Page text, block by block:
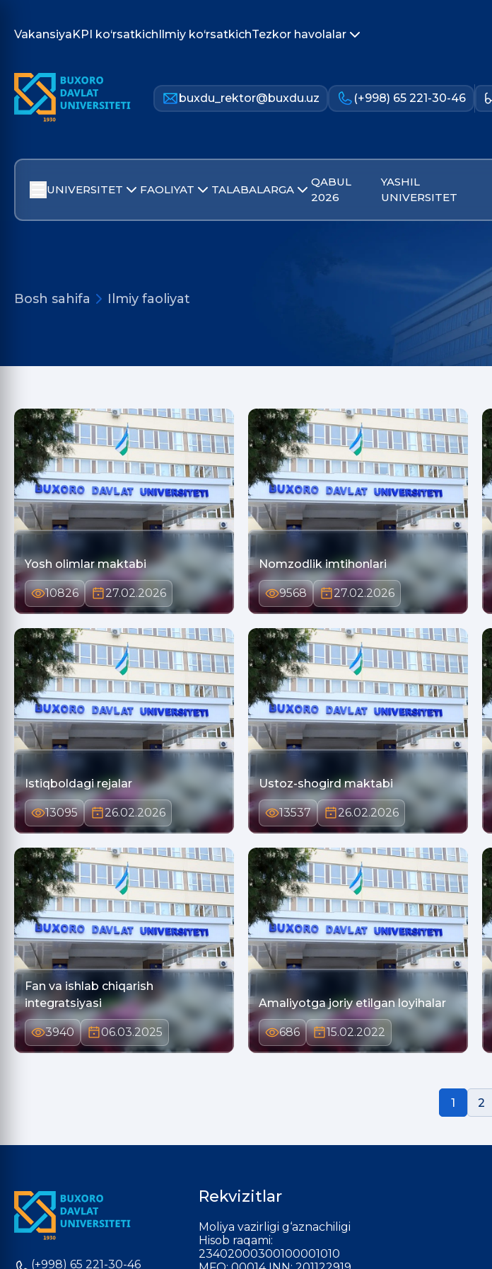
VakansiyaKPI ko‘rsatkichIlmiy ko‘rsatkichTezkor havolalar
buxdu_rektor@buxdu.uz (+998) 65 221-30-46
UNIVERSITET FAOLIYAT TALABALARGA
QABUL
2026
YASHIL
UNIVERSITET
Bosh sahifa Ilmiy faoliyat
Yosh olimlar maktabi
10826 27.02.2026
Nomzodlik imtihonlari
9568 27.02.2026
Istiqboldagi rejalar
13095 26.02.2026
Ustoz-shogird maktabi
13537 26.02.2026
Fan va ishlab chiqarish
integratsiyasi
3940 06.03.2025
Amаliyotgа joriy etilgаn loyihаlаr
686 15.02.2022
1 2
(+998) 65 221-30-46
Rekvizitlar
Moliya vazirligi g‘aznachiligi
Hisob raqami:
23402000300100001010